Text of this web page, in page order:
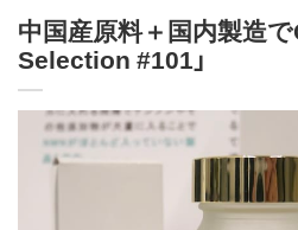
中国産原料＋国内製造
Selection #101」